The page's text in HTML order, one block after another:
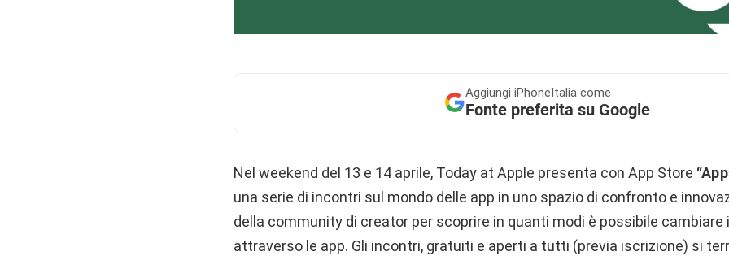
Aggiungi iPhoneItalia come
Fonte preferita su Google
Nel weekend del 13 e 14 aprile, Today at Apple presenta con App Store
una serie di incontri sul mondo delle app in uno spazio di confronto e
della community di creator per scoprire in quanti modi è possibile cambiare
attraverso le app. Gli incontri, gratuiti e aperti a tutti (previa iscrizione) si